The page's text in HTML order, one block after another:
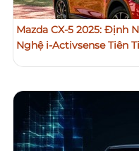
Mazda CX-5 2025: Định
Nghệ i-Activsense Tiên